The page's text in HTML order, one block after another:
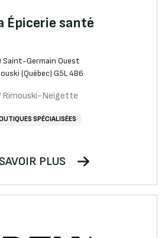
Épicerie santé
Saint-Germain Ouest
(Québec) G5L 4B6
Rimouski-Neigette
SPÉCIALISÉES
PLUS